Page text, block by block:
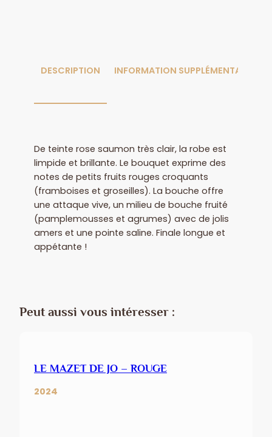
DESCRIPTION INFORMATION SUPPLÉMENTAIRE
De teinte rose saumon très clair, la robe est
limpide et brillante. Le bouquet exprime des
notes de petits fruits rouges croquants
(framboises et groseilles). La bouche offre
une attaque vive, un milieu de bouche fruité
(pamplemousses et agrumes) avec de jolis
amers et une pointe saline. Finale longue et
appétante !
Peut aussi vous intéresser :
LE MAZET DE JO – ROUGE
2024